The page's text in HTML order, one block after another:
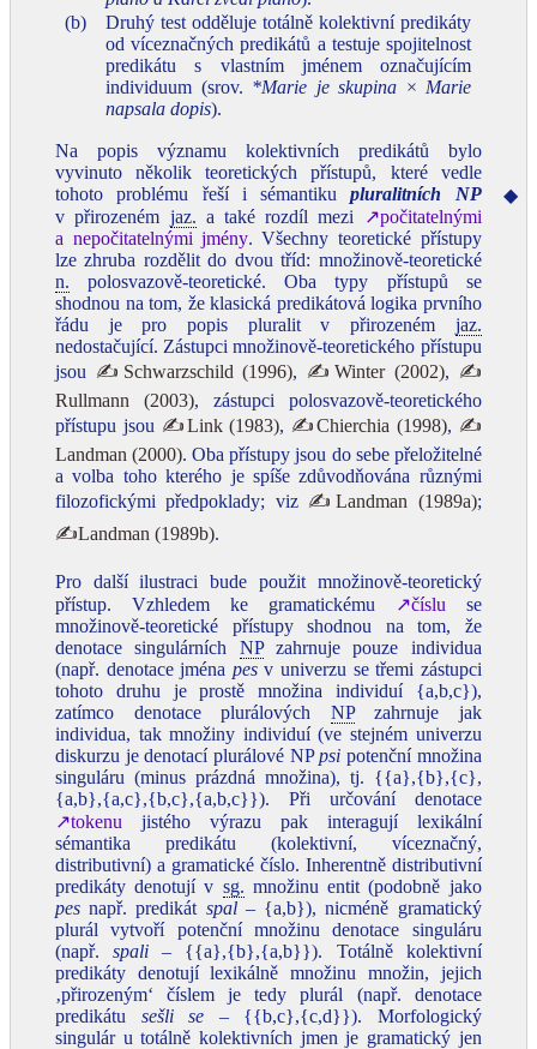
(b)
Druhý test odděluje totálně kolektivní predikáty
od víceznačných predikátů a testuje spojitelnost
predikátu s vlastním jménem označujícím
individuum (srov. *Marie je skupina × Marie
napsala dopis).
Na popis významu kolektivních predikátů bylo
vyvinuto několik teoretických přístupů, které vedle
tohoto problému řeší i sémantikupluralitních NP
v přirozeném jaz. a také rozdíl mezi
↗počitatelnými
a nepočitatelnými jmény. Všechny teoretické přístupy
lze zhruba rozdělit do dvou tříd: množinově‑teoretické
n. polosvazově‑teoretické. Oba typy přístupů se
shodnou na tom, že klasická predikátová logika prvního
řádu je pro popis pluralit v přirozeném jaz.
nedostačující. Zástupci množinově‑teoretického přístupu
jsou ✍Schwarzschild (1996), ✍Winter (2002), ✍
Rullmann (2003), zástupci polosvazově‑teoretického
přístupu jsou ✍Link (1983), ✍Chierchia (1998), ✍
Landman (2000). Oba přístupy jsou do sebe přeložitelné
a volba toho kterého je spíše zdůvodňována různými
filozofickými předpoklady; viz ✍Landman (1989a);
✍Landman (1989b).
Pro další ilustraci bude použit množinově‑teoretický
přístup. Vzhledem ke gramatickému
↗číslu se
množinově‑teoretické přístupy shodnou na tom, že
denotace singulárních NPzahrnuje pouze individua
(např. denotace jména pesv univerzu se třemi zástupci
tohoto druhu je prostě množina individuí {a,b,c}),
zatímco denotace plurálových NPzahrnuje jak
individua, tak množiny individuí (ve stejném univerzu
diskurzu je denotací plurálové NPpsi potenční množina
singuláru (minus prázdná množina), tj. {{a},{b},{c},
{a,b},{a,c},{b,c},{a,b,c}}). Při určování denotace
↗tokenu jistého výrazu pak interagují lexikální
sémantika predikátu (kolektivní, víceznačný,
distributivní) a gramatické číslo. Inherentně distributivní
predikáty denotují v sg. množinu entit (podobně jako
pes např. predikát spal– {a,b}), nicméně gramatický
plurál vytvoří potenční množinu denotace singuláru
(např.spali – {{a},{b},{a,b}}). Totálně kolektivní
predikáty denotují lexikálně množinu množin, jejich
‚přirozeným‘ číslem je tedy plurál (např. denotace
predikátu sešli se – {{b,c},{c,d}}). Morfologický
singulár u totálně kolektivních jmen je gramatický jen
◆